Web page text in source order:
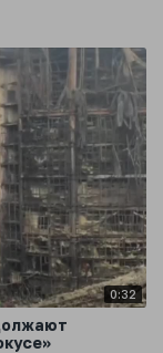
0:32